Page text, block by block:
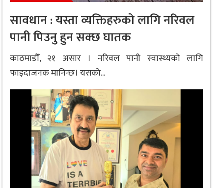
सावधान : यस्ता व्यक्तिहरुको लागि नरिवल
पानी पिउनु हुन सक्छ घातक
काठमाडौँ, २१ असार । नरिवल पानी स्वास्थ्यको लागि
फाइदाजनक मानिन्छ। यसको...